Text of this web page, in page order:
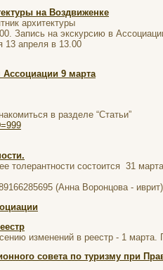
на Воздвиженке
архитектуры
Запись на экскурсию в
13 апреля в 13.00
Ассоциации 9 марта
в разделе “Статьи”
толерантности состоится 31
(Анна Воронцова -
изменений в реестр - 1 марта.
совета по туризму при